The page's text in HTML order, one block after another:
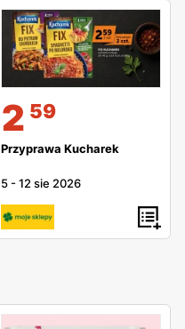
2 59
Przyprawa Kucharek
5 -12 sie 2026